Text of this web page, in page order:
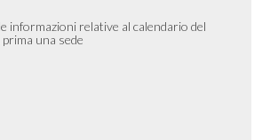
informazioni relative al calendario del
una sede